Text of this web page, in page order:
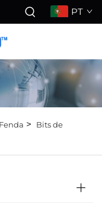
PT
>
Bits de